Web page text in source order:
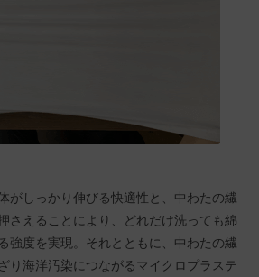
がしっかり伸びる快適性と、中わたの繊
さえることにより、どれだけ洗っても綿
強度を実現。それとともに、中わたの繊
り海洋汚染につながるマイクロプラステ